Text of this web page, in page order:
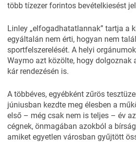
több tízezer forintos bevételkiesést
Linley „elfogadhatatlannak” tartja a
egyáltalán nem érti, hogyan nem
sportfelszerelését. A helyi
Waymo azt közölte, hogy dolgoznak
kár rendezésén is.
A többéves, egyébként zűrös
júniusban kezdte meg élesben a
első – még csak nem is teljes – év
cégnek, önmagában azokból a
amiket egyetlen városban gyűjtött